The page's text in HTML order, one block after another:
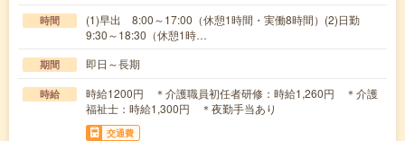
時間
(1)早出 8:00～17:00（休憩1時間・実働8時間）(2)日勤
9:30～18:30（休憩1時…
期間 即日～長期
時給
時給1200円 ＊介護職員初任者研修：時給1,260円 ＊介護
福祉士：時給1,300円 ＊夜勤手当あり
交通費